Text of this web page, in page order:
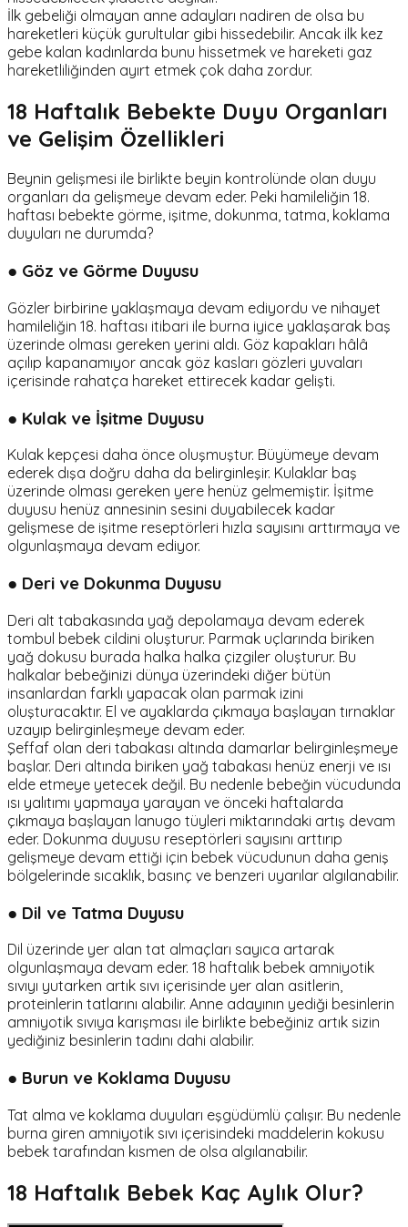
İlk gebeliği olmayan anne adayları nadiren de olsa bu
hareketleri küçük gurultular gibi hissedebilir. Ancak ilk kez
gebe kalan kadınlarda bunu hissetmek ve hareketi gaz
hareketliliğinden ayırt etmek çok daha zordur.
18 Haftalık Bebekte Duyu Organları
ve Gelişim Özellikleri
Beynin gelişmesi ile birlikte beyin kontrolünde olan duyu
organları da gelişmeye devam eder. Peki hamileliğin 18.
haftası bebekte görme, işitme, dokunma, tatma, koklama
duyuları ne durumda?
● Göz ve Görme Duyusu
Gözler birbirine yaklaşmaya devam ediyordu ve nihayet
hamileliğin 18. haftası itibari ile burna iyice yaklaşarak baş
üzerinde olması gereken yerini aldı. Göz kapakları hâlâ
açılıp kapanamıyor ancak göz kasları gözleri yuvaları
içerisinde rahatça hareket ettirecek kadar gelişti.
● Kulak ve İşitme Duyusu
Kulak kepçesi daha önce oluşmuştur. Büyümeye devam
ederek dışa doğru daha da belirginleşir. Kulaklar baş
üzerinde olması gereken yere henüz gelmemiştir. İşitme
duyusu henüz annesinin sesini duyabilecek kadar
gelişmese de işitme reseptörleri hızla sayısını arttırmaya ve
olgunlaşmaya devam ediyor.
● Deri ve Dokunma Duyusu
Deri alt tabakasında yağ depolamaya devam ederek
tombul bebek cildini oluşturur. Parmak uçlarında biriken
yağ dokusu burada halka halka çizgiler oluşturur. Bu
halkalar bebeğinizi dünya üzerindeki diğer bütün
insanlardan farklı yapacak olan parmak izini
oluşturacaktır. El ve ayaklarda çıkmaya başlayan tırnaklar
uzayıp belirginleşmeye devam eder.
Şeffaf olan deri tabakası altında damarlar belirginleşmeye
başlar. Deri altında biriken yağ tabakası henüz enerji ve ısı
elde etmeye yetecek değil. Bu nedenle bebeğin vücudunda
ısı yalıtımı yapmaya yarayan ve önceki haftalarda
çıkmaya başlayan lanugo tüyleri miktarındaki artış devam
eder. Dokunma duyusu reseptörleri sayısını arttırıp
gelişmeye devam ettiği için bebek vücudunun daha geniş
bölgelerinde sıcaklık, basınç ve benzeri uyarılar algılanabilir.
● Dil ve Tatma Duyusu
Dil üzerinde yer alan tat almaçları sayıca artarak
olgunlaşmaya devam eder. 18 haftalık bebek amniyotik
sıvıyı yutarken artık sıvı içerisinde yer alan asitlerin,
proteinlerin tatlarını alabilir. Anne adayının yediği besinlerin
amniyotik sıvıya karışması ile birlikte bebeğiniz artık sizin
yediğiniz besinlerin tadını dahi alabilir.
● Burun ve Koklama Duyusu
Tat alma ve koklama duyuları eşgüdümlü çalışır. Bu nedenle
burna giren amniyotik sıvı içerisindeki maddelerin kokusu
bebek tarafından kısmen de olsa algılanabilir.
18 Haftalık Bebek Kaç Aylık Olur?